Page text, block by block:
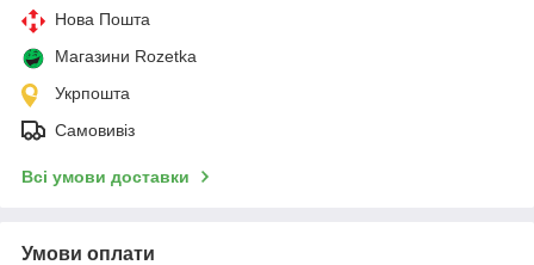
Нова Пошта
Магазини Rozetka
Укрпошта
Самовивіз
Всі умови доставки
Умови оплати